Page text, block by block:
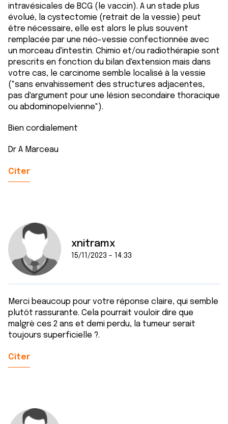
intravésicales de BCG (le vaccin). A un stade plus
évolué, la cystectomie (retrait de la vessie) peut
être nécessaire, elle est alors le plus souvent
remplacée par une néo-vessie confectionnée avec
un morceau d'intestin. Chimio et/ou radiothérapie sont
prescrits en fonction du bilan d'extension mais dans
votre cas, le carcinome semble localisé à la vessie
("sans envahissement des structures adjacentes,
pas d'argument pour une lésion secondaire thoracique
ou abdominopelvienne").
Bien cordialement
Dr A Marceau
Citer
xnitramx
15/11/2023 - 14:33
Merci beaucoup pour votre réponse claire, qui semble
plutôt rassurante. Cela pourrait vouloir dire que
malgrè ces 2 ans et demi perdu, la tumeur serait
toujours superficielle ?.
Citer